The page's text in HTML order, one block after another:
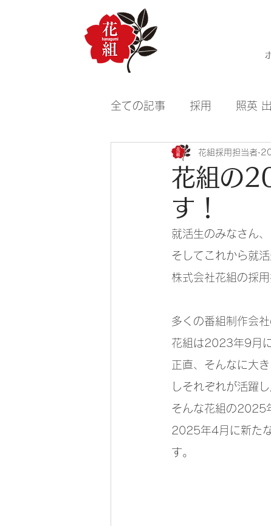
全ての記事 採用 照英
花組の
す！
花組採用担当者
就活生のみなさん、
そしてこれから就
株式会社花組の採
多くの番組制作会
花組は2023年9月
正直、そんなに大
しそれぞれが活躍
そんな花組の2025
2025年4月に新た
す。